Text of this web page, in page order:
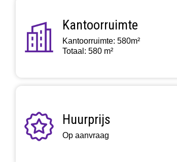
Kantoorruimte
Kantoorruimte: 580m²
Totaal: 580 m²
Huurprijs
Op aanvraag